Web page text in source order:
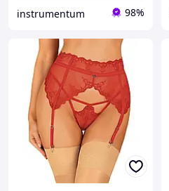
instrumentum 98%